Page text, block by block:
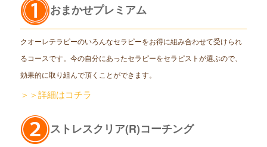
おまかせプレミアム
クオーレテラピーのいろんなセラピーをお得に組み合わせて受けられ
るコースです。今の自分にあったセラピーをセラピストが選ぶので、
効果的に取り組んで頂くことができます。
＞＞詳細はコチラ
ストレスクリア(R)コーチング